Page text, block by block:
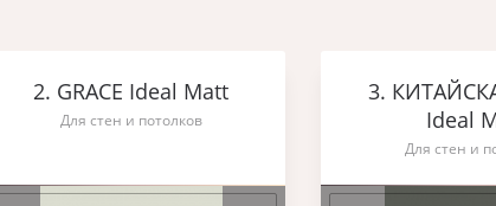
2. GRACE Ideal Matt
Для стен и потолков
3.
Ideal
Для стен и